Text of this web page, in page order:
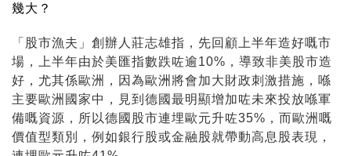
幾大？
「股市漁夫」創辦人莊志雄指，先回顧上半年造好嘅市
場，上半年由於美匯指數跌咗逾10%，導致非美股市造
好，尤其係歐洲，因為歐洲將會加大財政刺激措施，喺
主要歐洲國家中，見到德國最明顯增加咗未來投放喺軍
備嘅資源，所以德國股市連埋歐元升咗35%，而歐洲嘅
價值型類別，例如銀行股或金融股就帶動高息股表現，